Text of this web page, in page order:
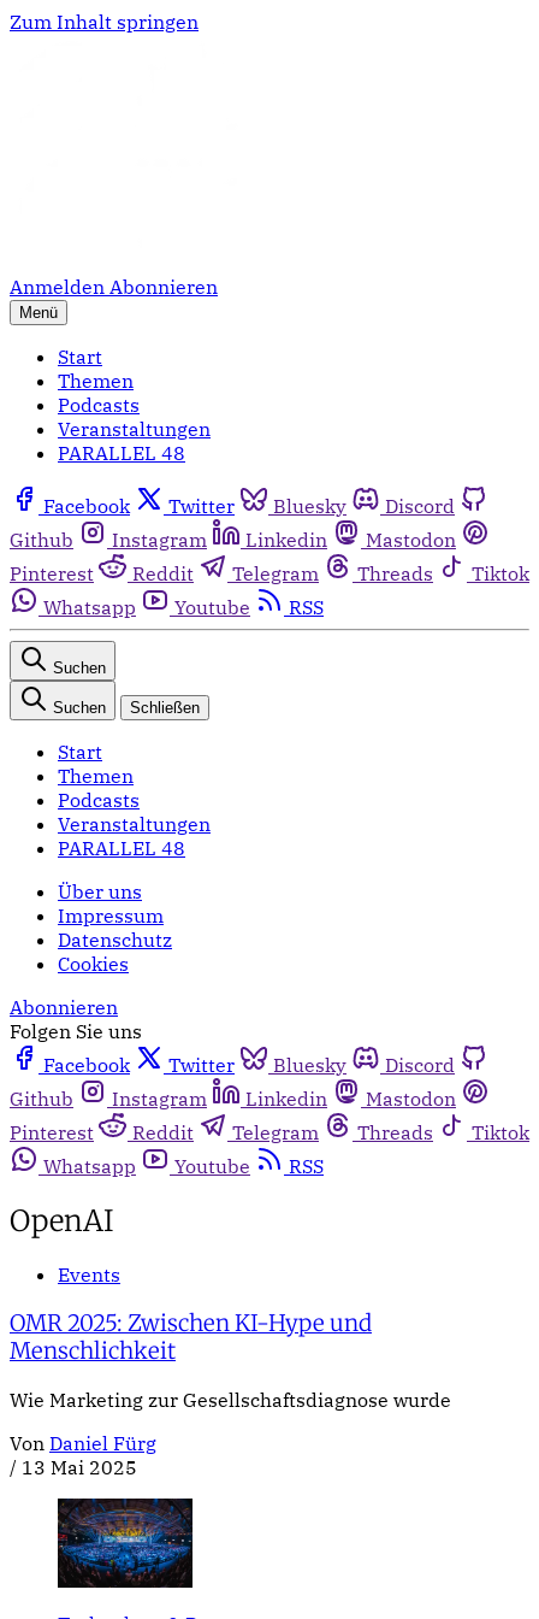
Zum Inhalt springen
Anmelden Abonnieren
Menü
Start
Themen
Podcasts
Veranstaltungen
PARALLEL 48
Facebook Twitter Bluesky
Discord
Github
Instagram Linkedin
Mastodon
Pinterest
Reddit Telegram Threads
Tiktok
Whatsapp
Youtube RSS
Suchen
Suchen Schließen
Start
Themen
Podcasts
Veranstaltungen
PARALLEL 48
Über uns
Impressum
Datenschutz
Cookies
Abonnieren
Folgen Sie uns
Facebook
Twitter Bluesky
Discord
Github
Instagram Linkedin
Mastodon
Pinterest
Reddit Telegram Threads
Tiktok
Whatsapp
Youtube RSS
OpenAI
Events
OMR 2025: Zwischen KI-Hype und
Menschlichkeit
Wie Marketing zur Gesellschaftsdiagnose wurde
Von Daniel Fürg
/ 13 Mai 2025